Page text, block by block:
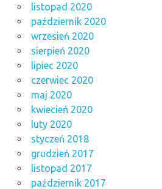
listopad 2020
październik 2020
wrzesień 2020
sierpień 2020
lipiec 2020
czerwiec 2020
maj 2020
kwiecień 2020
luty 2020
styczeń 2018
grudzień 2017
listopad 2017
październik 2017